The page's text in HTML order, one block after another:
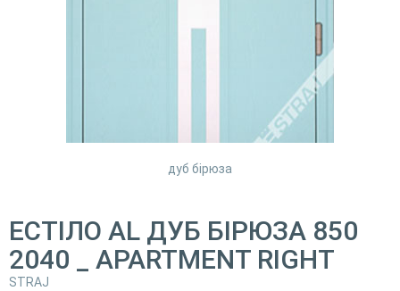
дуб бірюза
ЕСТІЛО AL ДУБ БІРЮЗА 850
2040 _ APARTMENT RIGHT
STRAJ